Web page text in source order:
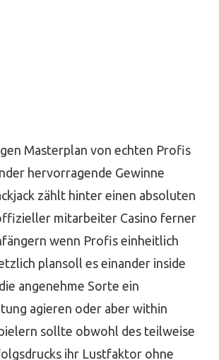
Masterplan von echten Profis
hervorragende Gewinne
zählt hinter einen absoluten
mitarbeiter Casino ferner
wenn Profis einheitlich
plansoll es einander inside
angenehme Sorte ein
agieren oder aber within
sollte obwohl des teilweise
ihr Lustfaktor ohne